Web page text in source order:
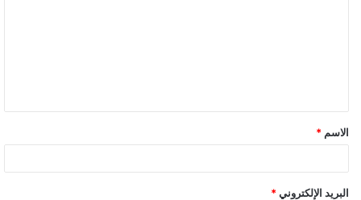
ق
*
الاسم *
البريد الإلكتروني *